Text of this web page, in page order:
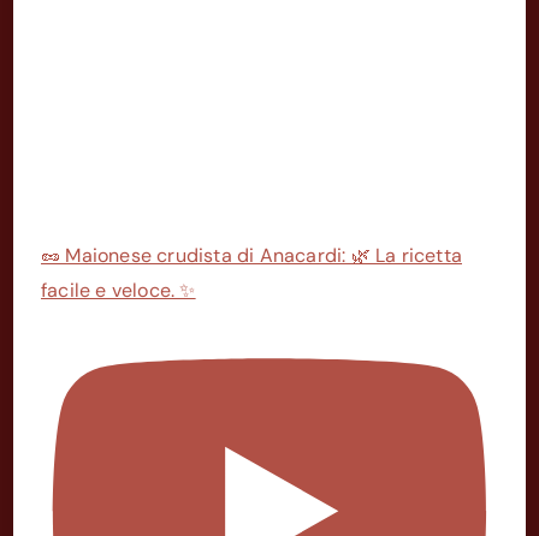
🥜 Maionese crudista di Anacardi: 🌿 La ricetta
facile e veloce. ✨